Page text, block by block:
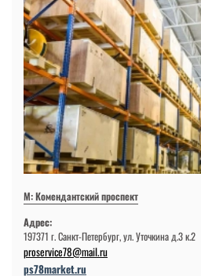
М: Комендантский проспект
Адрес:
197371 г. Санкт-Петербург, ул. Уточкина д.3 к.2
proservice78@mail.ru
ps78market.ru